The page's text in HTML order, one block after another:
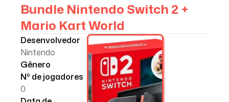
Bundle Nintendo Switch 2 +
Mario Kart World
Desenvolvedor
Nintendo
Gênero
Nº de jogadores
0